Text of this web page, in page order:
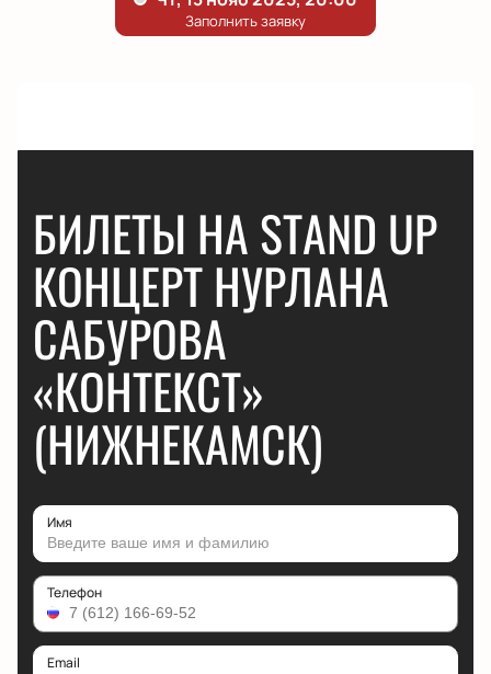
БИЛЕТЫ НА STAND UP
КОНЦЕРТ НУРЛАНА
САБУРОВА
«КОНТЕКСТ»
(НИЖНЕКАМСК)
Имя
Телефон
Email